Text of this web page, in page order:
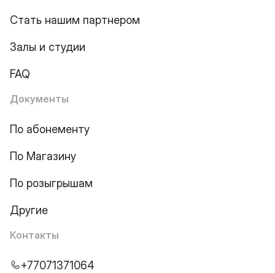
Стать нашим партнером
Залы и студии
FAQ
Документы
По абонементу
По Магазину
По розыгрышам
Другие
Контакты
+77071371064